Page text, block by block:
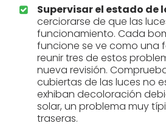
Supervisar el estado de
cerciorarse de que las
funcionamiento. Cada
funcione se ve como una
reunir tres de estos
nueva revisión.
cubiertas de las luces no
exhiban decoloración
solar, un problema muy
traseras.